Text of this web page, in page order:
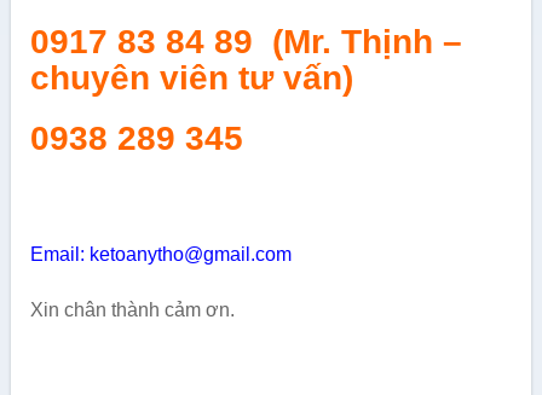
0917 83 84 89 (Mr. Thịnh –
chuyên viên tư vấn)
0938 289 345
Email: ketoanytho@gmail.com
Xin chân thành cảm ơn.